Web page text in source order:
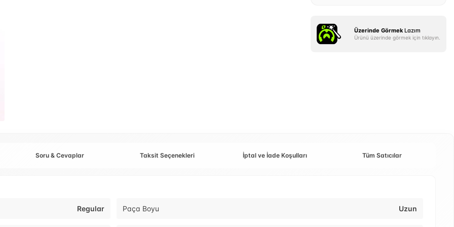
Üzerinde Görmek Lazım
Ürünü üzerinde görmek için tıklayın.
Soru & Cevaplar Taksit Seçenekleri İptal ve İade Koşulları Tüm Satıcılar
Regular Paça Boyu Uzun